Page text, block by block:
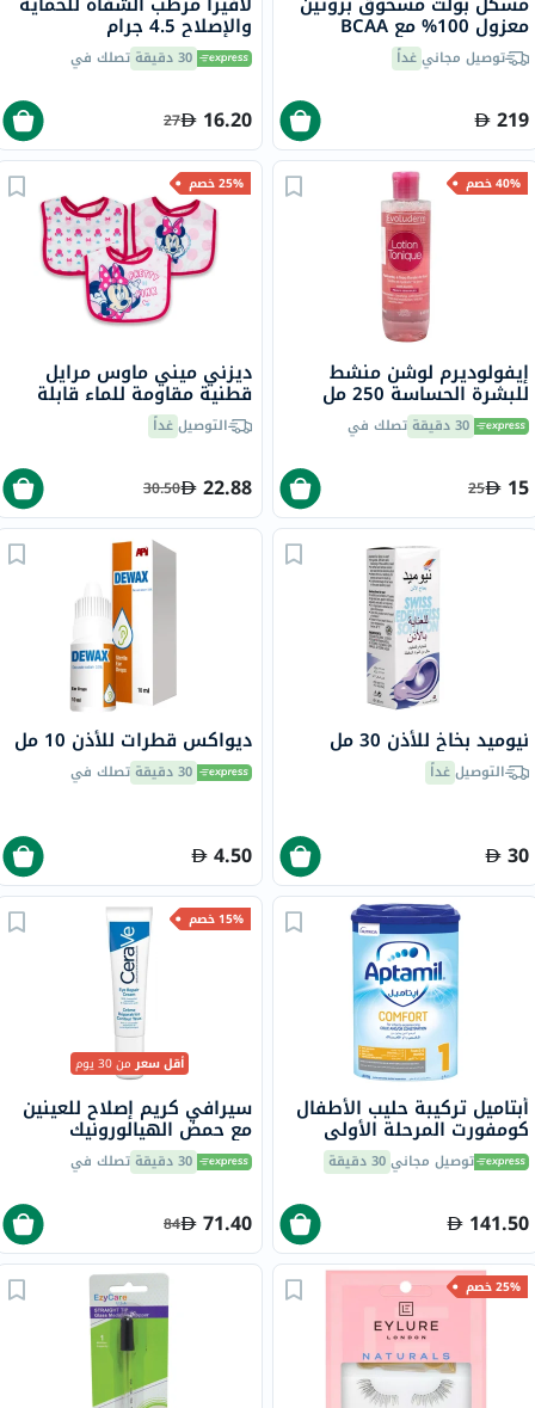
معزول 100% مع BCAA
رطلتوصيل مجانيغداً
219
والإصلاح 4.5 جرام
30 دقيقة تصلك في
16.20
27
40% خصم
إيفولوديرم لوشن منشط
للبشرة الحساسة 250 مل
3061 30 دقيقة تصلك في
15
25
25% خصم
ديزني ميني ماوس مرايل
قطنية مقاومة للماء قابلة
قطعالتوصيلغداً
22.88
30.50
نيوميد بخاخ للأذن 30 مل
التوصيلغداً
30
ديواكس قطرات للأذن 10 مل
30 دقيقة تصلك في
4.50
أبتاميل تركيبة حليب الأطفال
كومفورت المرحلة الأولى
للأطفال من عمر 0 ​​إلى 6
أشهر لعلاج المغص والإمساك
توصيل مجاني30 دقيقة
141.50
15% خصم
أقل سعرمن 30 يوم
سيرافي كريم إصلاح للعينين
مع حمض الهيالورونيك
للهالات السوداء وانتفاخ
العينين 14 مل30 دقيقة تصلك في
71.40
84
25% خصم